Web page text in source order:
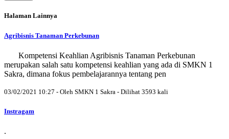
Halaman Lainnya
Agribisnis Tanaman Perkebunan
Kompetensi Keahlian Agribisnis Tanaman Perkebunan
merupakan salah satu kompetensi keahlian yang ada di SMKN 1
Sakra, dimana fokus pembelajarannya tentang pen
03/02/2021 10:27 - Oleh SMKN 1 Sakra - Dilihat 3593 kali
Instragam
.